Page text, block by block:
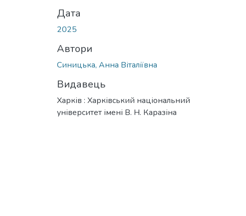
Дата
2025
Автори
Синицька, Анна Віталіївна
Видавець
Харків : Харківський національний
університет імені В. Н. Каразіна